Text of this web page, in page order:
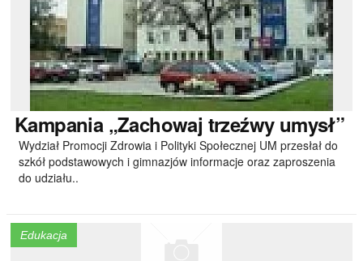
Kampania„Zachowaj trzeźwy umysł”
Wydział Promocji Zdrowia i Polityki Społecznej UM przesłał do
szkół podstawowych i gimnazjów informacje oraz zaproszenia
do udziału..
Edukacja